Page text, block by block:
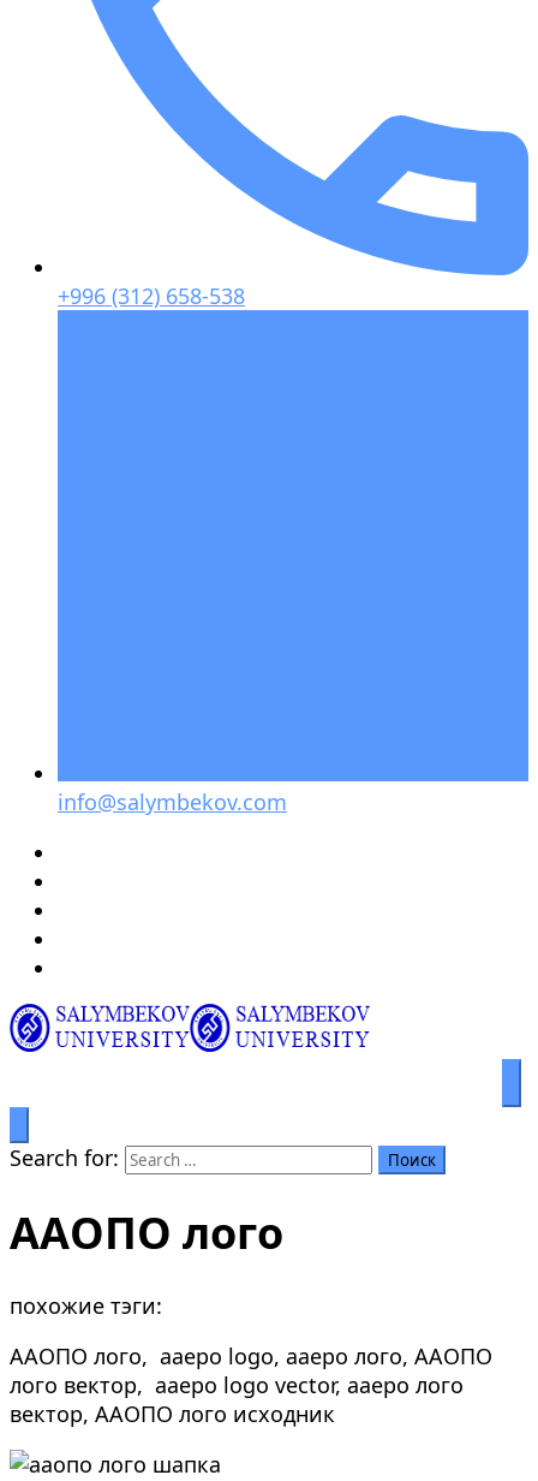
+996 (312) 658-538
info@salymbekov.com
Search for:
ААОПО лого
похожие тэги:
ААОПО лого, aaepo logo, aaepo лого, ААОПО
лого вектор, aaepo logo vector, aaepo лого
вектор, ААОПО лого исходник